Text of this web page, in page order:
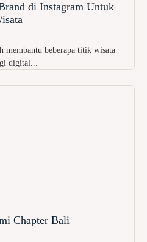
di Instagram Untuk
membantu beberapa titik wisata
digital...
Chapter Bali